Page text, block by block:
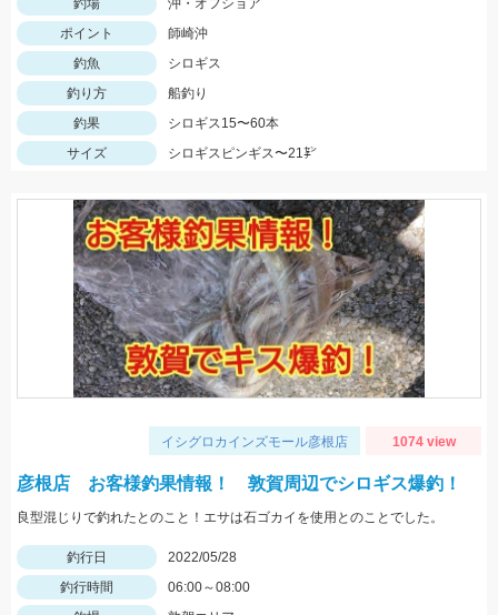
釣場
沖・オフショア
ポイント
師崎沖
釣魚
シロギス
釣り方
船釣り
釣果
シロギス15〜60本
サイズ
シロギスピンギス〜21㌢
イシグロカインズモール彦根店 1074 view
彦根店 お客様釣果情報！ 敦賀周辺でシロギス爆釣！
良型混じりで釣れたとのこと！エサは石ゴカイを使用とのことでした。
釣行日
2022/05/28
釣行時間
06:00～08:00